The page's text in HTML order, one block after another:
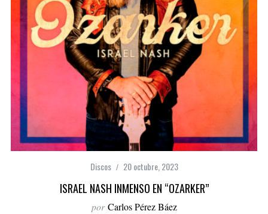
Discos 20 octubre, 2023
ISRAEL NASH INMENSO EN “OZARKER”
por Carlos Pérez Báez